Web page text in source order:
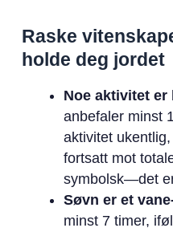
Raske
holde deg jordet
Noe aktivitet er
anbefaler minst
aktivitet
fortsatt mot
symbolsk—det
Søvn er et
minst 7 timer,